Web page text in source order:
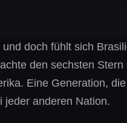
doch fühlt sich
den sechsten
Eine Generation,
jeder anderen Nation.